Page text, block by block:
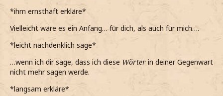
*ihm ernsthaft erkläre*
Vielleicht wäre es ein Anfang… für dich, als auch für mich….
*leicht nachdenklich sage*
…wenn ich dir sage, dass ich diese Wörter in deiner Gegenwart
nicht mehr sagen werde.
*langsam erkläre*